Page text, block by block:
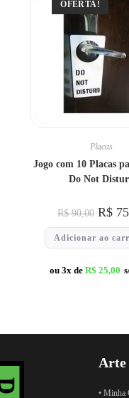
OFERTA!
Placas
Jogo com 10 Placas
Do Not
R$90,00 R$
Adicionar ao
ou 3x de R$ 25,00
Arte
• Minha